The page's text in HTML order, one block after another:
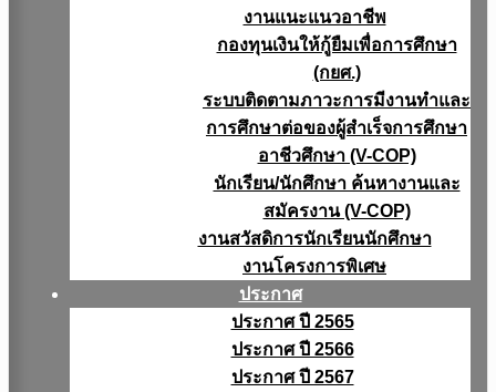
งานแนะแนวอาชีพ
กองทุนเงินให้กู้ยืมเพื่อการศึกษา
(กยศ.)
ระบบติดตามภาวะการมีงานทำและ
การศึกษาต่อของผู้สำเร็จการศึกษา
อาชีวศึกษา (V-COP)
นักเรียน/นักศึกษา ค้นหางานและ
สมัครงาน (V-COP)
งานสวัสดิการนักเรียนนักศึกษา
งานโครงการพิเศษ
ประกาศ
ประกาศ ปี 2565
ประกาศ ปี 2566
ประกาศ ปี 2567